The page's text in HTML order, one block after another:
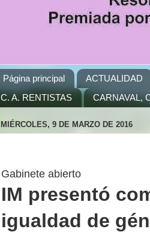
Página principal ACTUALIDAD
C. A. RENTISTAS
CARNAVAL,
MIÉRCOLES, 9 DE MARZO DE 2016
Gabinete abierto
IM presentó
igualdad de